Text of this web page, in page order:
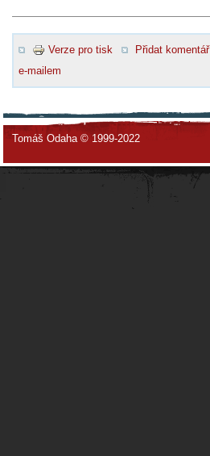
Verze pro tisk Přidat komentář
e-mailem
Tomáš Odaha © 1999-2022